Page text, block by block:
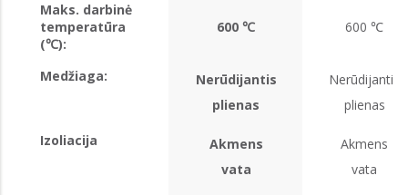
Maks. darbinė
temperatūra
(℃):
600 ℃ 600 ℃
Medžiaga:
Nerūdijantis
plienas
Nerūdijantis
plienas
Izoliacija
Akmens
vata
Akmens
vata